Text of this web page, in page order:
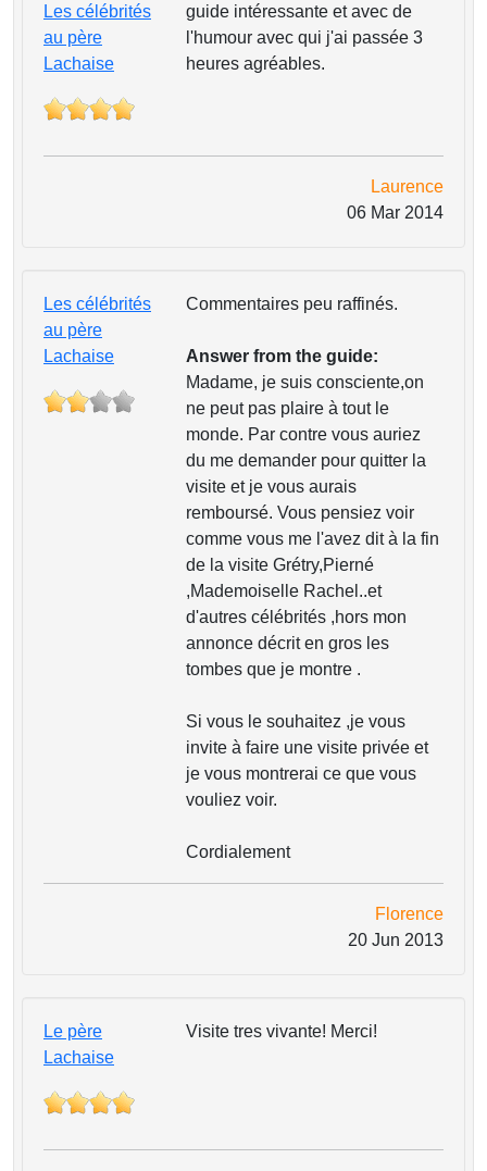
Les célébrités
au père
Lachaise
guide intéressante et avec de
l'humour avec qui j'ai passée 3
heures agréables.
Laurence
06 Mar 2014
Les célébrités
au père
Lachaise
Commentaires peu raffinés.
Answer from the guide:
Madame, je suis consciente,on
ne peut pas plaire à tout le
monde. Par contre vous auriez
du me demander pour quitter la
visite et je vous aurais
remboursé. Vous pensiez voir
comme vous me l'avez dit à la fin
de la visite Grétry,Pierné
,Mademoiselle Rachel..et
d'autres célébrités ,hors mon
annonce décrit en gros les
tombes que je montre .
Si vous le souhaitez ,je vous
invite à faire une visite privée et
je vous montrerai ce que vous
vouliez voir.
Cordialement
Florence
20 Jun 2013
Le père
Lachaise
Visite tres vivante! Merci!